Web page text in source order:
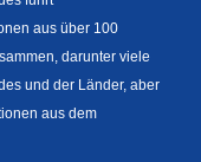
aus über 100
darunter viele
und der Länder, aber
aus dem